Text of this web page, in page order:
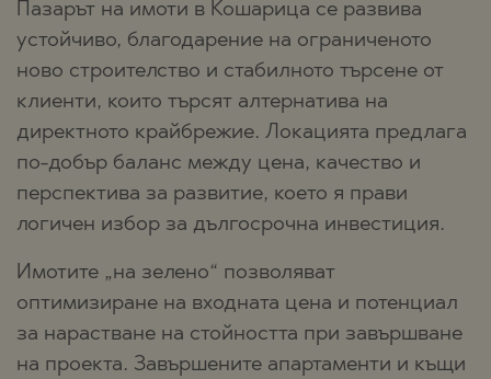
Пазарът на имоти в Кошарица се развива
устойчиво, благодарение на ограниченото
ново строителство и стабилното търсене от
клиенти, които търсят алтернатива на
директното крайбрежие. Локацията предлага
по-добър баланс между цена, качество и
перспектива за развитие, което я прави
логичен избор за дългосрочна инвестиция.
Имотите „на зелено“ позволяват
оптимизиране на входната цена и потенциал
за нарастване на стойността при завършване
на проекта. Завършените апартаменти и къщи